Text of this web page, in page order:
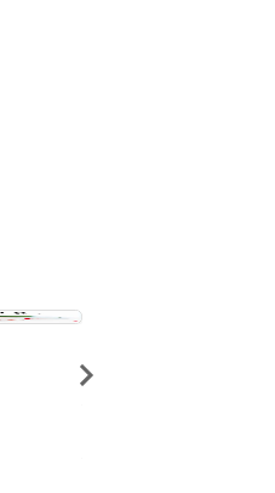
Cézar Abade